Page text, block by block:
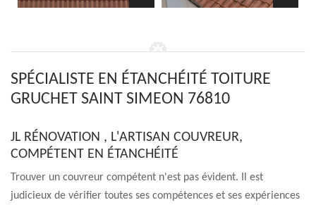
SPÉCIALISTE EN ÉTANCHÉITÉ TOITURE
GRUCHET SAINT SIMEON 76810
JL RÉNOVATION , L'ARTISAN COUVREUR,
COMPÉTENT EN ÉTANCHÉITÉ
Trouver un couvreur compétent n'est pas évident. Il est
judicieux de vérifier toutes ses compétences et ses expériences